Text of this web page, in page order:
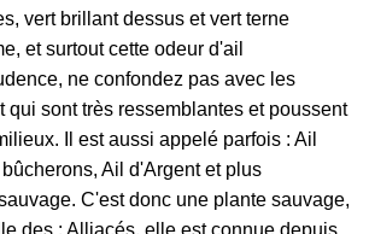
vert brillant dessus et vert terne
et surtout cette odeur d'ail
ne confondez pas avec les
qui sont très ressemblantes et poussent
Il est aussi appelé parfois : Ail
Ail d'Argent et plus
C'est donc une plante sauvage,
des : Alliacés, elle est connue depuis